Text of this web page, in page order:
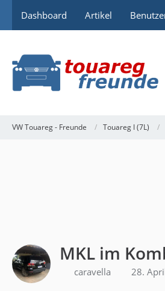
Dashboard Artikel
VW Touareg - Freunde Touareg I (7L)
MKL im
caravella 28.